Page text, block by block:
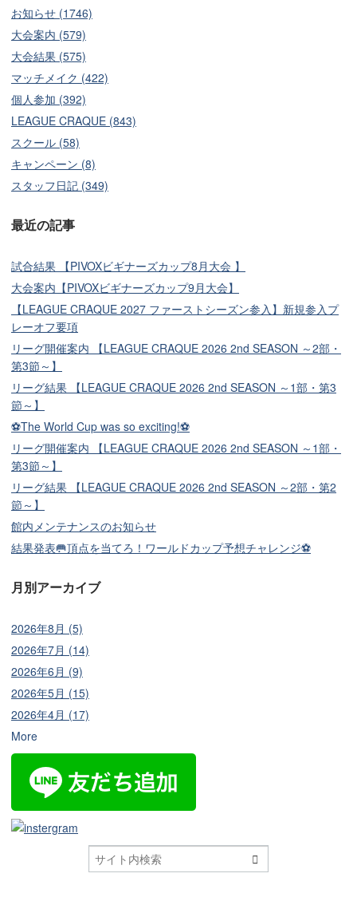
お知らせ (1746)
大会案内 (579)
大会結果 (575)
マッチメイク (422)
個人参加 (392)
LEAGUE CRAQUE (843)
スクール (58)
キャンペーン (8)
スタッフ日記 (349)
最近の記事
試合結果 【PIVOXビギナーズカップ8月大会 】
大会案内【PIVOXビギナーズカップ9月大会】
【LEAGUE CRAQUE 2027 ファーストシーズン参入】新規参入プ
レーオフ要項
リーグ開催案内 【LEAGUE CRAQUE 2026 2nd SEASON ～2部・
第3節～】
リーグ結果 【LEAGUE CRAQUE 2026 2nd SEASON ～1部・第3
節～】
⚽The World Cup was so exciting!⚽
リーグ開催案内 【LEAGUE CRAQUE 2026 2nd SEASON ～1部・
第3節～】
リーグ結果 【LEAGUE CRAQUE 2026 2nd SEASON ～2部・第2
節～】
館内メンテナンスのお知らせ
結果発表🥅頂点を当てろ！ワールドカップ予想チャレンジ⚽
月別アーカイブ
2026年8月 (5)
2026年7月 (14)
2026年6月 (9)
2026年5月 (15)
2026年4月 (17)
More
